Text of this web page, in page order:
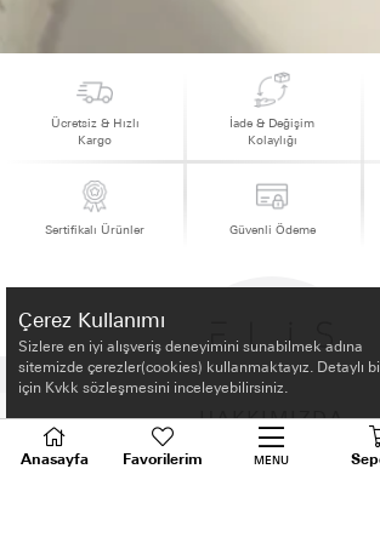
Ücretsiz & Hızlı
Kargo
İade & Değişim
Kolaylığı
Sertifikalı Ürünler Güvenli Ödeme
HAKKIMIZDA
Çerez Kullanımı
Sizlere en iyi alışveriş deneyimini sunabilmek adına
sitemizde çerezler(cookies) kullanmaktayız. Detaylı
için Kvkk sözleşmesini inceleyebilirsiniz.
Anasayfa Favorilerim MENU